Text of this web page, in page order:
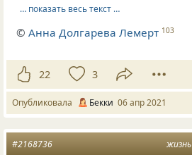
… показать весь текст …
©Анна Долгарева Лемерт 103
22 3
Опубликовала Бекки 06 апр 2021
жизнь
#2168736